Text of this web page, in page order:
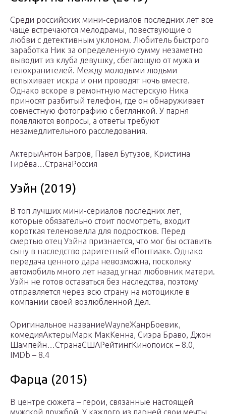
Среди российских мини-сериалов последних лет все
чаще встречаются мелодрамы, повествующие о
любви с детективным уклоном. Любитель быстрого
заработка Ник за определенную сумму незаметно
выводит из клуба девушку, сбегающую от мужа и
телохранителей. Между молодыми людьми
вспыхивает искра и они проводят ночь вместе.
Однако вскоре в ремонтную мастерскую Ника
приносят разбитый телефон, где он обнаруживает
совместную фотографию с беглянкой. У парня
появляются вопросы, а ответы требуют
незамедлительного расследования.
АктерыАнтон Багров, Павел Бутузов, Кристина
Гирёва…СтранаРоссия
Уэйн (2019)
В топ лучших мини-сериалов последних лет,
которые обязательно стоит посмотреть, входит
короткая теленовелла для подростков. Перед
смертью отец Уэйна признается, что мог бы оставить
сыну в наследство раритетный «Понтиак». Однако
передача ценного дара невозможна, поскольку
автомобиль много лет назад угнал любовник матери.
Уэйн не готов оставаться без наследства, поэтому
отправляется через всю страну на мотоцикле в
компании своей возлюбленной Дел.
Оригинальное названиеWayneЖанрБоевик,
комедияАктерыМарк МакКенна, Сиэра Браво, Джон
Шампейн…СтранаСШАРейтингКинопоиск – 8.0,
IMDb – 8.4
Фарца (2015)
В центре сюжета – герои, связанные настоящей
мужской дружбой. У каждого из парней свои мечты,